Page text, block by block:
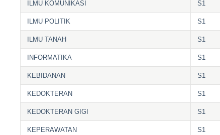
ILMU KOMUNIKASI S1
ILMU POLITIK S1
ILMU TANAH S1
INFORMATIKA S1
KEBIDANAN S1
KEDOKTERAN S1
KEDOKTERAN GIGI S1
KEPERAWATAN S1